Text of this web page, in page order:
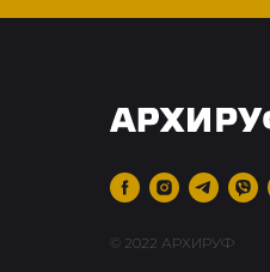
© 2022 АРХИРУФ